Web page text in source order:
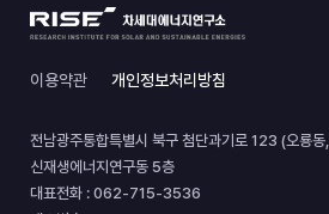
이용약관 개인정보처리방침
전남광주통합특별시 북구 첨단과기로 123 (오룡동
신재생에너지연구동 5층
대표전화 : 062-715-3536